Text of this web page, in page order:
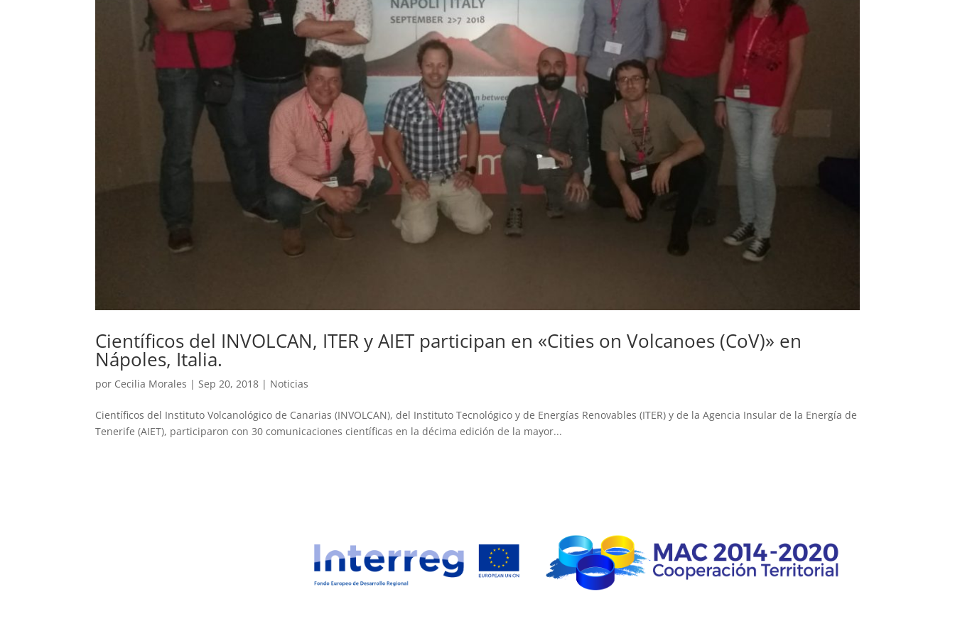
Científicos del INVOLCAN, ITER y AIET participan en «Cities on Volcanoes (CoV)» en
Nápoles, Italia.
por Cecilia Morales |Sep 20, 2018 | Noticias
Científicos del Instituto Volcanológico de Canarias (INVOLCAN), del Instituto Tecnológico y de Energías Renovables (ITER) y de la Agencia Insular de la Energía de
Tenerife (AIET), participaron con 30 comunicaciones científicas en la décima edición de la mayor...